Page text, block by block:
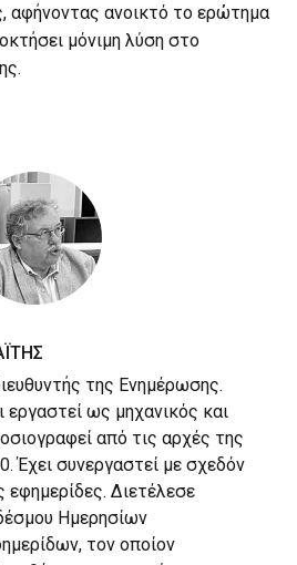
αφήνοντας ανοικτό το ερώτημα
μόνιμη λύση στο
της Ενημέρωσης.
εργαστεί ως μηχανικός και
από τις αρχές της
Έχει συνεργαστεί με σχεδόν
εφημερίδες. Διετέλεσε
Ημερησίων
τον οποίον